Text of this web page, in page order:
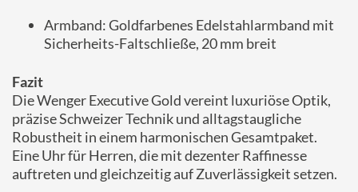
Armband:Goldfarbenes Edelstahlarmband mit
Sicherheits-Faltschließe, 20mm breit
Fazit
DieWengerExecutiveGoldvereint luxuriöseOptik,
präziseSchweizerTechnikund alltags­taugliche
Robustheit ineinem harmonischenGesamtpaket.
EineUhrfürHerren,diemitdezenterRaffinesse
auftreten und gleichzeitigaufZuverlässigkeitsetzen.